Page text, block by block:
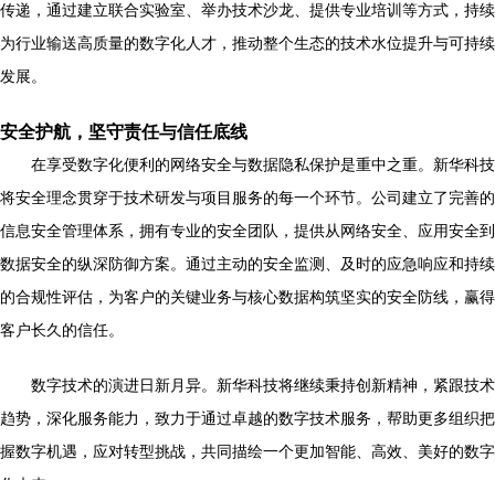
传递，通过建立联合实验室、举办技术沙龙、提供专业培训等方式，持续
为行业输送高质量的数字化人才，推动整个生态的技术水位提升与可持续
发展。
安全护航，坚守责任与信任底线
在享受数字化便利的网络安全与数据隐私保护是重中之重。新华科技
将安全理念贯穿于技术研发与项目服务的每一个环节。公司建立了完善的
信息安全管理体系，拥有专业的安全团队，提供从网络安全、应用安全到
数据安全的纵深防御方案。通过主动的安全监测、及时的应急响应和持续
的合规性评估，为客户的关键业务与核心数据构筑坚实的安全防线，赢得
客户长久的信任。
数字技术的演进日新月异。新华科技将继续秉持创新精神，紧跟技术
趋势，深化服务能力，致力于通过卓越的数字技术服务，帮助更多组织把
握数字机遇，应对转型挑战，共同描绘一个更加智能、高效、美好的数字